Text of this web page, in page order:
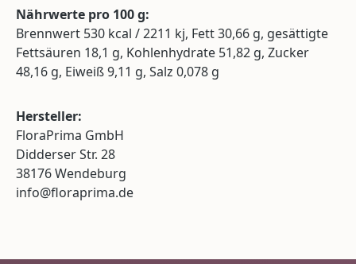
Nährwerte pro 100 g:
Brennwert 530 kcal / 2211 kj, Fett 30,66 g, gesättigte
Fettsäuren 18,1 g, Kohlenhydrate 51,82 g, Zucker
48,16 g, Eiweiß 9,11 g, Salz 0,078 g
Hersteller:
FloraPrima GmbH
Didderser Str. 28
38176 Wendeburg
info@floraprima.de